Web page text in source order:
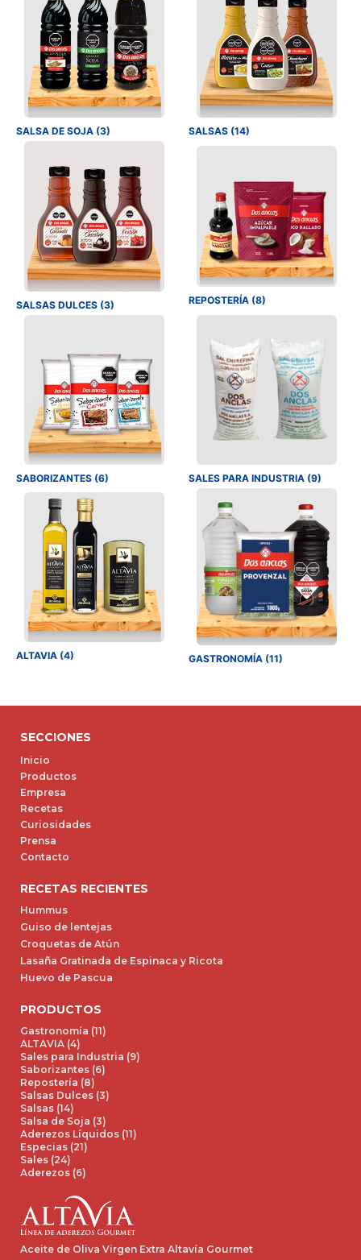
SALSA DE SOJA (3) SALSAS (14)
SALSAS DULCES (3) REPOSTERÍA (8)
SABORIZANTES (6) SALES PARA INDUSTRIA (9)
ALTAVIA (4) GASTRONOMÍA (11)
SECCIONES
Inicio
Productos
Empresa
Recetas
Curiosidades
Prensa
Contacto
RECETAS RECIENTES
Hummus
Guiso de lentejas
Croquetas de Atún
Lasaña Gratinada de Espinaca y Ricota
Huevo de Pascua
PRODUCTOS
Gastronomía (11)
ALTAVIA (4)
Sales para Industria (9)
Saborizantes (6)
Repostería (8)
Salsas Dulces (3)
Salsas (14)
Salsa de Soja (3)
Aderezos Líquidos (11)
Especias (21)
Sales (24)
Aderezos (6)
Aceite de Oliva Virgen Extra Altavía Gourmet